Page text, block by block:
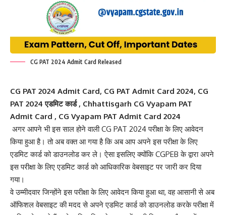
CG PAT 2024 Admit Card Released
CG PAT 2024 Admit Card, CG PAT Admit Card 2024, CG
PAT 2024 एडमिट कार्ड , Chhattisgarh CG Vyapam PAT
Admit Card , CG Vyapam PAT Admit Card 2024
अगर आपने भी इस साल होने वाली CG PAT 2024 परीक्षा के लिए आवेदन
किया हुआ है। तो अब वक्त आ गया है कि अब आप अपने इस परीक्षा के लिए
एडमिट कार्ड को डाउनलोड कर ले। ऐसा इसलिए क्योंकि CGPEB के द्वारा अपने
इस परीक्षा के लिए एडमिट कार्ड को आधिकारिक वेबसाइट पर जारी कर दिया
गया।
वे उम्मीदवार जिन्होंने इस परीक्षा के लिए आवेदन किया हुआ था, वह आसानी से अब
ऑफिशल वेबसाइट की मदद से अपने एडमिट कार्ड को डाउनलोड करके परीक्षा में